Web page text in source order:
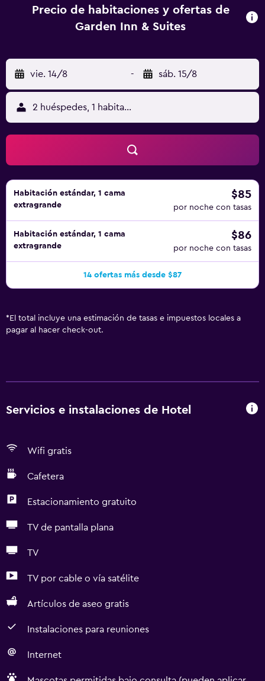
Precio de habitaciones y ofertas de
Garden Inn & Suites
vie. 14/8 - sáb. 15/8
2 huéspedes, 1 habitación
Habitación estándar, 1 cama
extragrande
$85
por noche con tasas
Habitación estándar, 1 cama
extragrande
$86
por noche con tasas
14 ofertas más desde $87
* El total incluye una estimación de tasas e impuestos locales a
pagar al hacer check-out.
Servicios e instalaciones de Hotel
Wifi gratis
Cafetera
Estacionamiento gratuito
TV de pantalla plana
TV
TV por cable o vía satélite
Artículos de aseo gratis
Instalaciones para reuniones
Internet